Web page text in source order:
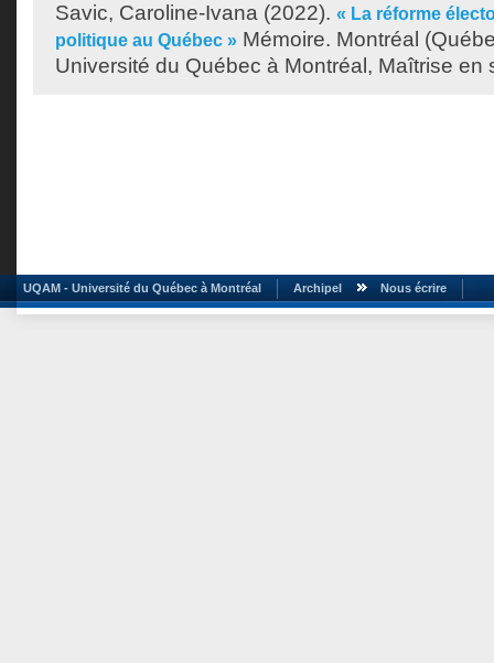
Savic, Caroline-Ivana (2022). « La réforme
politique au Québec » Mémoire. Montréal
Université du Québec à Montréal, Maîtrise en
UQAM - Université du Québec à Montréal Archipel Nous écrire